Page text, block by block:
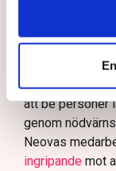
Nu svarar
Enligt Anna-
att be personer
genom
Neovas
ingripande mot